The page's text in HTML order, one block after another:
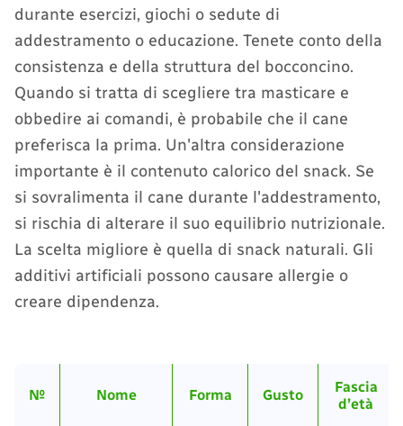
durante esercizi, giochi o sedute di
addestramento o educazione. Tenete conto della
consistenza e della struttura del bocconcino.
Quando si tratta di scegliere tra masticare e
obbedire ai comandi, è probabile che il cane
preferisca la prima. Un'altra considerazione
importante è il contenuto calorico del snack. Se
si sovralimenta il cane durante l'addestramento,
si rischia di alterare il suo equilibrio nutrizionale.
La scelta migliore è quella di snack naturali. Gli
additivi artificiali possono causare allergie o
creare dipendenza.
№ Nome Forma Gusto
Fascia
d’età